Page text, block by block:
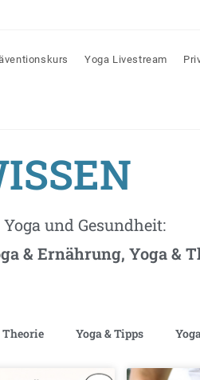
Yoga Livestream
und Gesundheit:
& Ernährung, Yoga &
Theorie Yoga & Tipps